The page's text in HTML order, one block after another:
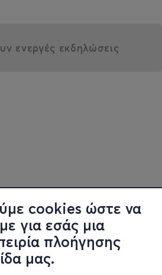
cookies ώστε να
για εσάς μια
πλοήγησης
μας.
ενεργές εκδηλώσεις